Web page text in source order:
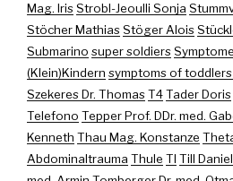
Mag. IrisStrobl-Jeoulli Sonja
Stöcher MathiasStöger Alois
Submarino super soldiersSymptome
(Klein)Kindern symptoms of
Szekeres Dr. ThomasT4Tader Doris
Telefono Tepper Prof. DDr. med.
Kenneth Thau Mag. Konstanze
Abdominaltrauma Thule TI Till